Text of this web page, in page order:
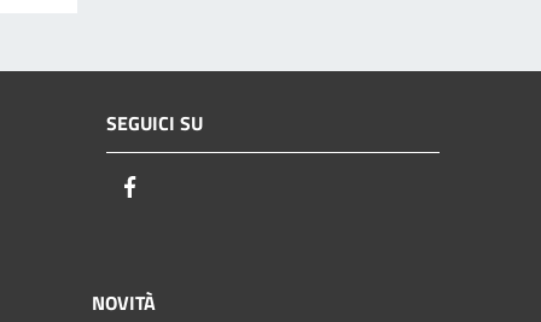
SEGUICI SU
NOVITÀ